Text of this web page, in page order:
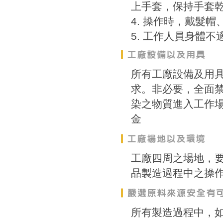
上手套，保持手套
操作時，戴髮帽
工作人員身體不
所有工廠設備及用
求。非必要，全面
染之物質進入工作
金
工廠四周之場地，
品製造過程中之操
所有製造過程中，